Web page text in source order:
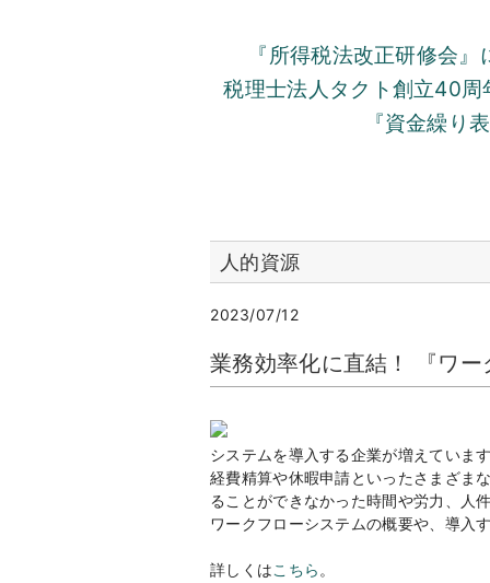
『所得税法改正研修会
税理士法人タクト創立40周
『資金繰り
人的資源
2023/07/12
業務効率化に直結！ 『ワ
システムを導入する企業が増えていま
経費精算や休暇申請といったさまざま
ることができなかった時間や労力、人
ワークフローシステムの概要や、導入
詳しくはこちら 。